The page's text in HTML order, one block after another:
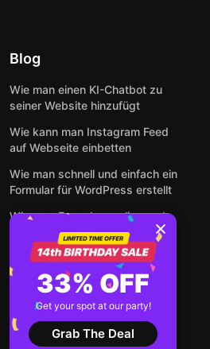
Blog
Wie man einen KI-Chatbot zu
seiner Website hinzufügt
Wie kann man Instagram Feed
auf Webseite einbetten
Wie man schnell und einfach ein
Formular für WordPress erstellt
Wie man Formulare online und
kostenlos auf jeder Website
einbettet
So betten Sie Google-
Bewertungen kostenlos auf
einer Website ein
Alle Beiträge anzeigen
33% OFF
Get your spot at our party!
Grab The Deal